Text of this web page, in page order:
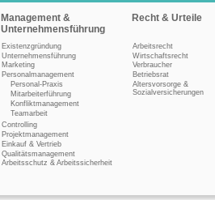
Management &
Unternehmensführung
Existenzgründung
Unternehmensführung
Marketing
Personalmanagement
Personal-Praxis
Mitarbeiterführung
Konfliktmanagement
Teamarbeit
Controlling
Projektmanagement
Einkauf & Vertrieb
Qualitätsmanagement
Arbeitsschutz & Arbeitssicherheit
Recht & Urteile
Arbeitsrecht
Wirtschaftsrecht
Verbraucher
Betriebsrat
Altersvorsorge &
Sozialversicherungen